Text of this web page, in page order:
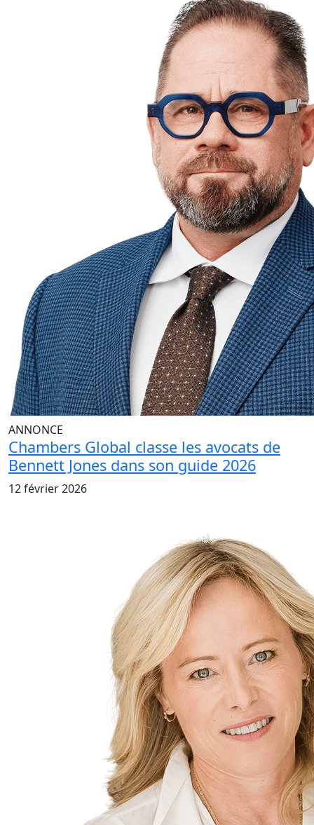
ANNONCE
Chambers Global classe les avocats de
Bennett Jones dans son guide 2026
12 février 2026